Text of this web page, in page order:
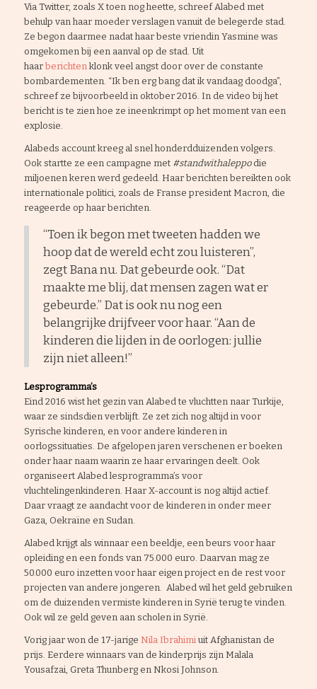
Via Twitter, zoals X toen nog heette, schreef Alabed met
behulp van haar moeder verslagen vanuit de belegerde stad.
Ze begon daarmee nadat haar beste vriendin Yasmine was
omgekomen bij een aanval op de stad. Uit
haar berichtenklonk veel angst door over de constante
bombardementen. “Ik ben erg bang dat ik vandaag doodga”,
schreef ze bijvoorbeeld in oktober 2016. In de video bij het
bericht is te zien hoe ze ineenkrimpt op het moment van een
explosie.
Alabeds account kreeg al snel honderdduizenden volgers.
Ook startte ze een campagne met #standwithaleppo die
miljoenen keren werd gedeeld. Haar berichten bereikten ook
internationale politici, zoals de Franse president Macron, die
reageerde op haar berichten.
“Toen ik begon met tweeten hadden we
hoop dat de wereld echt zou luisteren”,
zegt Bana nu. Dat gebeurde ook. “Dat
maakte me blij, dat mensen zagen wat er
gebeurde.” Dat is ook nu nog een
belangrijke drijfveer voor haar. “Aan de
kinderen die lijden in de oorlogen: jullie
zijn niet alleen!”
Lesprogramma’s
Eind 2016 wist het gezin van Alabed te vluchtten naar Turkije,
waar ze sindsdien verblijft. Ze zet zich nog altijd in voor
Syrische kinderen, en voor andere kinderen in
oorlogssituaties. De afgelopen jaren verschenen er boeken
onder haar naam waarin ze haar ervaringen deelt. Ook
organiseert Alabed lesprogramma’s voor
vluchtelingenkinderen. Haar X-account is nog altijd actief.
Daar vraagt ze aandacht voor de kinderen in onder meer
Gaza, Oekraïne en Sudan.
Alabed krijgt als winnaar een beeldje, een beurs voor haar
opleiding en een fonds van 75.000 euro. Daarvan mag ze
50.000 euro inzetten voor haar eigen project en de rest voor
projecten van andere jongeren. Alabed wil het geld gebruiken
om de duizenden vermiste kinderen in Syrië terug te vinden.
Ook wil ze geld geven aan scholen in Syrië.
Vorig jaar won de 17-jarige Nila Ibrahimi uit Afghanistan de
prijs. Eerdere winnaars van de kinderprijs zijn Malala
Yousafzai, Greta Thunberg en Nkosi Johnson.